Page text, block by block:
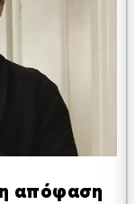
η απόφαση